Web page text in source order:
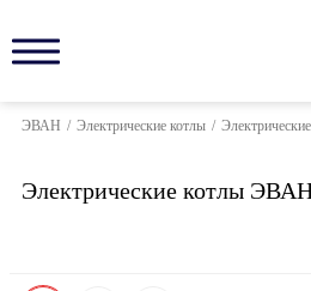
ЭВАН / Электрические котлы /
Электрические котлы